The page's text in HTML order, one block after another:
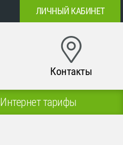
ЛИЧНЫЙ КАБИНЕТ
Контакты
Интернет тарифы